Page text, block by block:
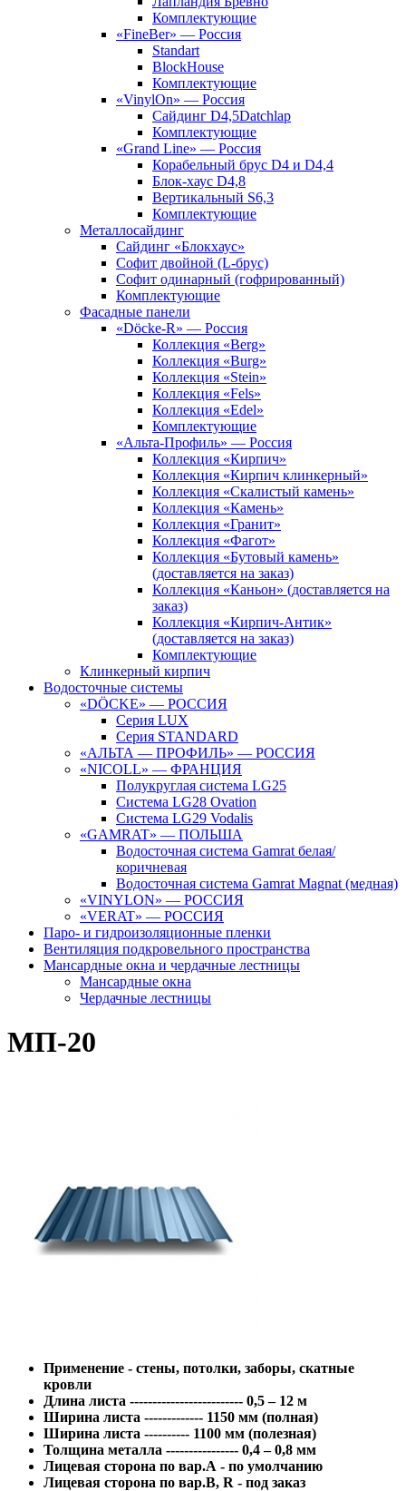
Комплектующие
«FineBer» — Россия
Standart
BlockHouse
Комплектующие
«VinylOn» — Россия
Сайдинг D4,5Datchlap
Комплектующие
«Grand Line» — Россия
Корабельный брус D4 и D4,4
Блок-хаус D4,8
Вертикальный S6,3
Комплектующие
Металлосайдинг
Сайдинг «Блокхаус»
Софит двойной (L-брус)
Софит одинарный (гофрированный)
Комплектующие
Фасадные панели
«Döcke-R» — Россия
Коллекция «Berg»
Коллекция «Burg»
Коллекция «Stein»
Коллекция «Fels»
Коллекция «Edel»
Комплектующие
«Альта-Профиль» — Россия
Коллекция «Кирпич»
Коллекция «Кирпич клинкерный»
Коллекция «Скалистый камень»
Коллекция «Камень»
Коллекция «Гранит»
Коллекция «Фагот»
Коллекция «Бутовый камень»
(доставляется на заказ)
Коллекция «Каньон» (доставляется на
заказ)
Коллекция «Кирпич-Антик»
(доставляется на заказ)
Комплектующие
Клинкерный кирпич
Водосточные системы
«DÖCKE» — РОССИЯ
Серия LUX
Серия STANDARD
«АЛЬТА — ПРОФИЛЬ» — РОССИЯ
«NICOLL» — ФРАНЦИЯ
Полукруглая система LG25
Система LG28 Ovation
Система LG29 Vodalis
«GAMRAT» — ПОЛЬША
Водосточная система Gamrat белая/
коричневая
Водосточная система Gamrat Magnat (медная)
«VINYLON» — РОССИЯ
«VERAT» — РОССИЯ
Паро- и гидроизоляционные пленки
Вентиляция подкровельного пространства
Мансардные окна и чердачные лестницы
Мансардные окна
Чердачные лестницы
МП-20
Применение - стены, потолки, заборы, скатные
кровли
Длина листа ------------------------- 0,5 – 12 м
Ширина листа ------------- 1150 мм (полная)
Ширина листа ---------- 1100 мм (полезная)
Толщина металла ---------------- 0,4 – 0,8 мм
Лицевая сторона по вар.А - по умолчанию
Лицевая сторона по вар.В, R - под заказ